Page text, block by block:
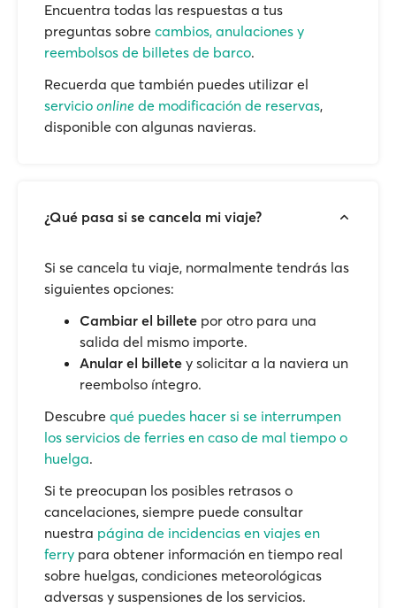
Encuentra todas las respuestas a tus
preguntas sobre cambios, anulaciones y
reembolsos de billetes de barco.
Recuerda que también puedes utilizar el
servicio online de modificación de reservas,
disponible con algunas navieras.
¿Qué pasa si se cancela mi viaje?
Si se cancela tu viaje, normalmente tendrás las
siguientes opciones:
Cambiar el billete por otro para una
salida del mismo importe.
Anular el billete y solicitar a la naviera un
reembolso íntegro.
Descubre qué puedes hacer si se interrumpen
los servicios de ferries en caso de mal tiempo o
huelga.
Si te preocupan los posibles retrasos o
cancelaciones, siempre puede consultar
nuestra página de incidencias en viajes en
ferry para obtener información en tiempo real
sobre huelgas, condiciones meteorológicas
adversas y suspensiones de los servicios.